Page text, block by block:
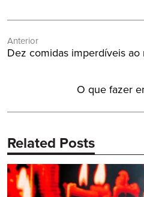
de
Anterior
Post
Dez comidas imperdíveis
Próximo
O que fazer
Related Posts